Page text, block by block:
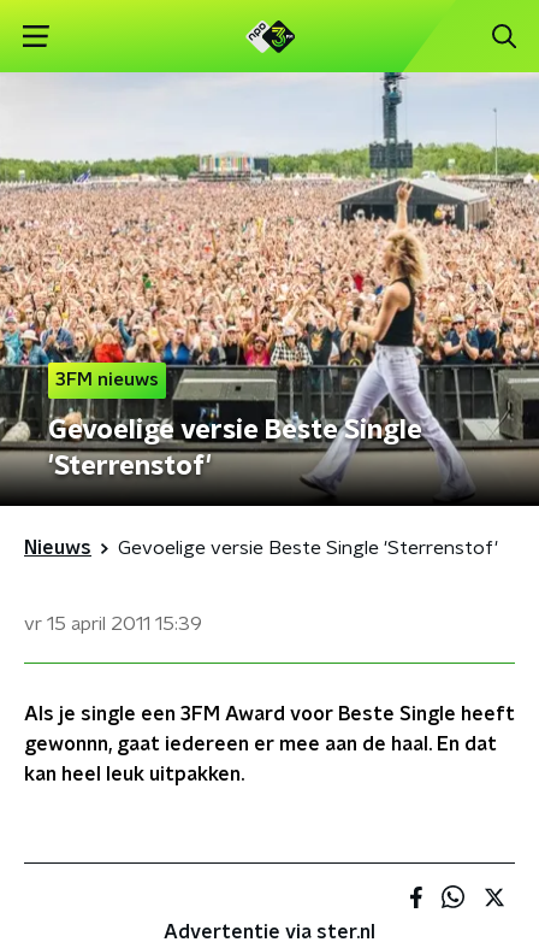
3FM nieuws
Gevoelige versie Beste Single
'Sterrenstof'
Nieuws Gevoelige versie Beste Single 'Sterrenstof'
vr 15 april 2011 15:39
Als je single een 3FM Award voor Beste Single heeft
gewonnn, gaat iedereen er mee aan de haal. En dat
kan heel leuk uitpakken.
Advertentie via ster.nl